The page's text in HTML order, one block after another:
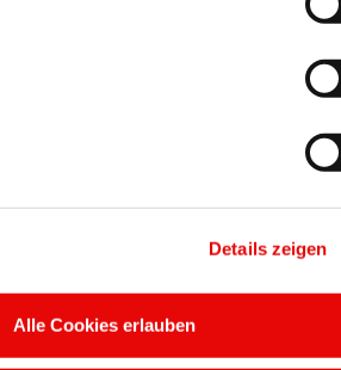
Details zeigen
Alle Cookies erlauben
vous à notre
partenaires. Soyez le premier à
des promotions et disposez
directement dans votre boîte
maintenant à notre newsletter